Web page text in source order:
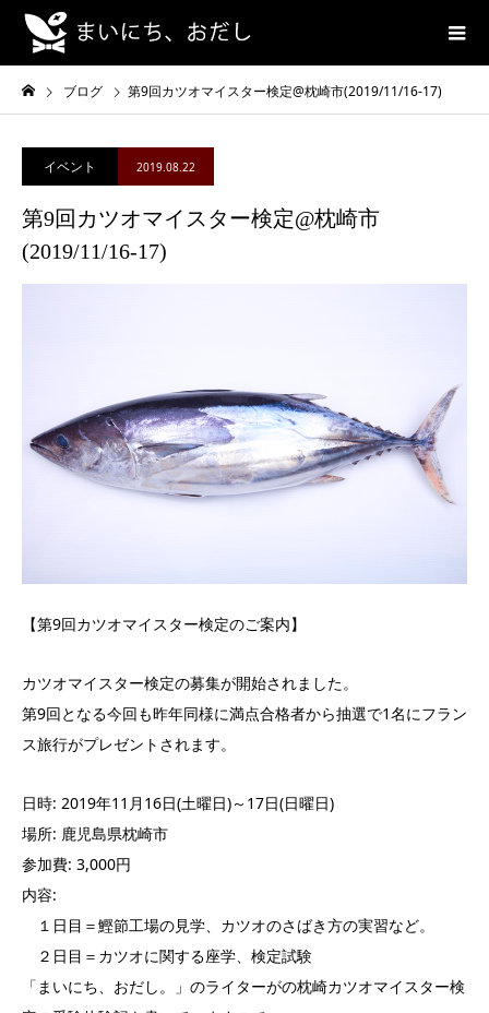
ブログ 第9回カツオマイスター検定@枕崎市(2019/11/16-17)
イベント 2019.08.22
第9回カツオマイスター検定@枕崎市
(2019/11/16-17)
【第9回カツオマイスター検定のご案内】
カツオマイスター検定の募集が開始されました。
第9回となる今回も昨年同様に満点合格者から抽選で1名にフラン
ス旅行がプレゼントされます。
日時: 2019年11月16日(土曜日)～17日(日曜日)
場所: 鹿児島県枕崎市
参加費: 3,000円
内容:
１日目＝鰹節工場の見学、カツオのさばき方の実習など。
２日目＝カツオに関する座学、検定試験
「まいにち、おだし。」のライターがの枕崎カツオマイスター検